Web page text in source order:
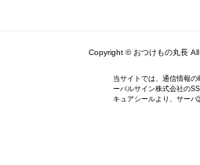
Copyright © おつけもの丸長
当サイトでは、通信情報
ーバルサイン株式会社の
キュアシールより、サーバ